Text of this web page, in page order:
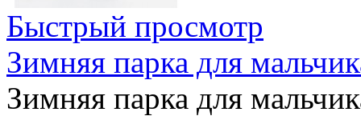
Быстрый просмотр
Зимняя парка для
Зимняя парка для